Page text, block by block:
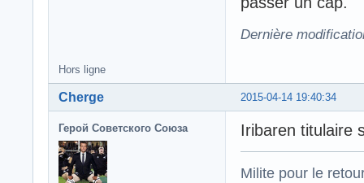
Dernière
Hors ligne
2015-04-14 19:40:34
Cherge
Герой Советского Союза Iribaren titulaire
Milite pour le